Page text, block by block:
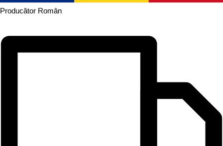
Producător Român